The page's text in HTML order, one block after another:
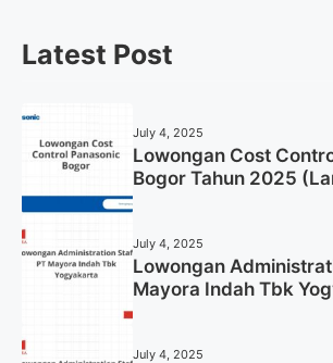
Latest Post
July 4, 2025
Lowongan Cost
Bogor Tahun 2025
July 4, 2025
Lowongan
Mayora Indah Tbk
July 4, 2025